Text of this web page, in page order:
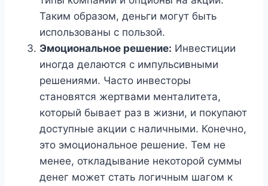
Таким образом, деньги могут быть
использованы с пользой.
Эмоциональное решение: Инвестиции
иногда делаются с импульсивными
решениями. Часто инвесторы
становятся жертвами менталитета,
который бывает раз в жизни, и покупают
доступные акции с наличными. Конечно,
это эмоциональное решение. Тем не
менее, откладывание некоторой суммы
денег может стать логичным шагом к